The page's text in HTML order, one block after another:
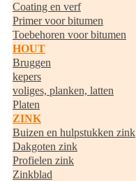
Coating en verf
Primer voor bitumen
Toebehoren voor bitumen
HOUT
Bruggen
kepers
voliges, planken, latten
Platen
ZINK
Buizen en hulpstukken zink
Dakgoten zink
Profielen zink
Zinkblad